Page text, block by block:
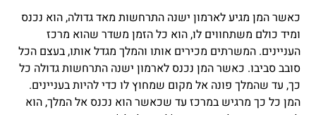
כאשר המן מגיע לארמון ישנה התרחשות מאד גדולה, הוא נכנס
ומיד כולם משתחווים לו, הוא כל הזמן משדר שהוא מרכז
העניינים. המשרתים מכירים אותו והמלך מגדל אותו, בעצם הכל
סובב סביבו. כאשר המן נכנס לארמון ישנה התרחשות גדולה כל
כך, עד שהמלך פונה אל מקום שמחוץ לו כדי להיות בעניינים.
המן כל כך מרגיש במרכז עד שכאשר הוא נכנס אל המלך, הוא